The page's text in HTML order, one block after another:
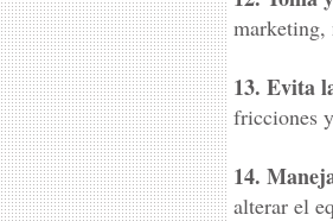
marketing,
13. Evita
fricciones
14.
alterar el